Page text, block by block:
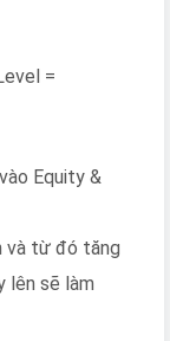
=
Equity &
và từ đó tăng
lên sẽ làm